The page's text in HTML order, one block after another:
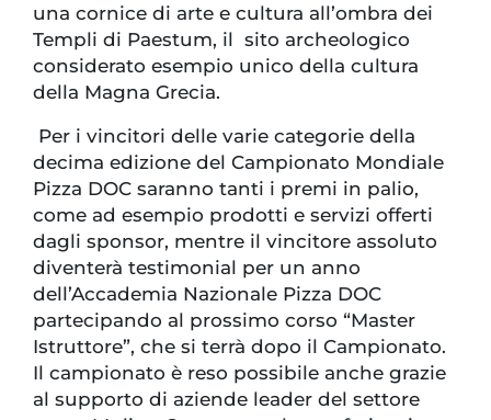
una cornice di arte e cultura all’ombra dei
Templi di Paestum, il sito archeologico
considerato esempio unico della cultura
della Magna Grecia.
Per i vincitori delle varie categorie della
decima edizione del Campionato Mondiale
Pizza DOC saranno tanti i premi in palio,
come ad esempio prodotti e servizi offerti
dagli sponsor, mentre il vincitore assoluto
diventerà testimonial per un anno
dell’Accademia Nazionale Pizza DOC
partecipando al prossimo corso “Master
Istruttore”, che si terrà dopo il Campionato.
Il campionato è reso possibile anche grazie
al supporto di aziende leader del settore